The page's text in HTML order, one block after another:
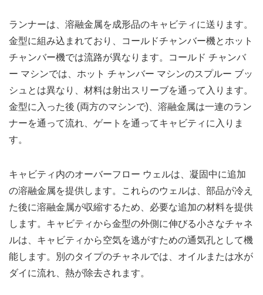
ランナーは、溶融金属を成形品のキャビティに送ります。
金型に組み込まれており、コールドチャンバー機とホット
チャンバー機では流路が異なります。コールド チャンバ
ー マシンでは、ホット チャンバー マシンのスプルー ブッ
シュとは異なり、材料は射出スリーブを通って入ります。
金型に入った後 (両方のマシンで)、溶融金属は一連のラン
ナーを通って流れ、ゲートを通ってキャビティに入りま
す。
キャビティ内のオーバーフロー ウェルは、凝固中に追加
の溶融金属を提供します。これらのウェルは、部品が冷え
た後に溶融金属が収縮するため、必要な追加の材料を提供
します。キャビティから金型の外側に伸びる小さなチャネ
ルは、キャビティから空気を逃がすための通気孔として機
能します。別のタイプのチャネルでは、オイルまたは水が
ダイに流れ、熱が除去されます。